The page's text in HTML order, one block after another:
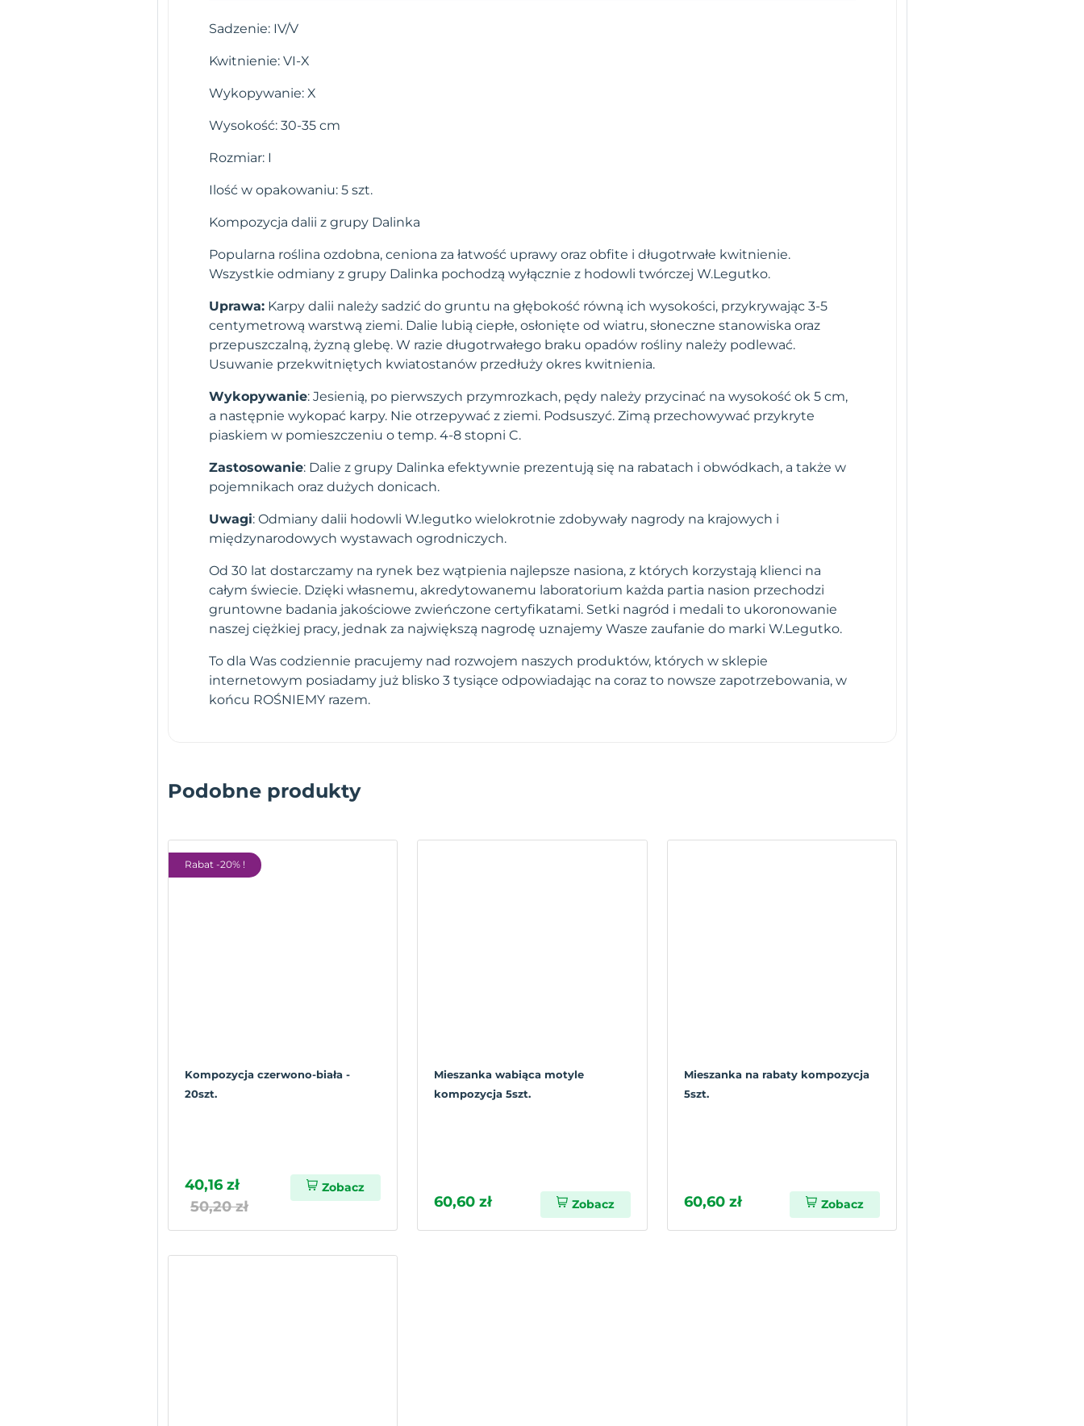
Sadzenie: IV/V
Kwitnienie: VI-X
Wykopywanie: X
Wysokość: 30-35 cm
Rozmiar: I
Ilość w opakowaniu: 5 szt.
Kompozycja dalii z grupy Dalinka
Popularna roślina ozdobna, ceniona za łatwość uprawy oraz obfite i długotrwałe kwitnienie.
Wszystkie odmiany z grupy Dalinka pochodzą wyłącznie z hodowli twórczej W.Legutko.
Uprawa: Karpy dalii należy sadzić do gruntu na głębokość równą ich wysokości, przykrywając 3-5
centymetrową warstwą ziemi. Dalie lubią ciepłe, osłonięte od wiatru, słoneczne stanowiska oraz
przepuszczalną, żyzną glebę. W razie długotrwałego braku opadów rośliny należy podlewać.
Usuwanie przekwitniętych kwiatostanów przedłuży okres kwitnienia.
Wykopywanie: Jesienią, po pierwszych przymrozkach, pędy należy przycinać na wysokość ok 5 cm,
a następnie wykopać karpy. Nie otrzepywać z ziemi. Podsuszyć. Zimą przechowywać przykryte
piaskiem w pomieszczeniu o temp. 4-8 stopni C.
Zastosowanie: Dalie z grupy Dalinka efektywnie prezentują się na rabatach i obwódkach, a także w
pojemnikach oraz dużych donicach.
Uwagi: Odmiany dalii hodowli W.legutko wielokrotnie zdobywały nagrody na krajowych i
międzynarodowych wystawach ogrodniczych.
Od 30 lat dostarczamy na rynek bez wątpienia najlepsze nasiona, z których korzystają klienci na
całym świecie. Dzięki własnemu, akredytowanemu laboratorium każda partia nasion przechodzi
gruntowne badania jakościowe zwieńczone certyfikatami. Setki nagród i medali to ukoronowanie
naszej ciężkiej pracy, jednak za największą nagrodę uznajemy Wasze zaufanie do marki W.Legutko.
To dla Was codziennie pracujemy nad rozwojem naszych produktów, których w sklepie
internetowym posiadamy już blisko 3 tysiące odpowiadając na coraz to nowsze zapotrzebowania, w
końcu ROŚNIEMY razem.
Podobne produkty
Rabat -20% !
Kompozycja czerwono-biała -
20szt.
40,16 zł
50,20 zł
Zobacz
Mieszanka wabiąca motyle
kompozycja 5szt.
60,60 zł Zobacz
Mieszanka na rabaty kompozycja
5szt.
60,60 zł Zobacz